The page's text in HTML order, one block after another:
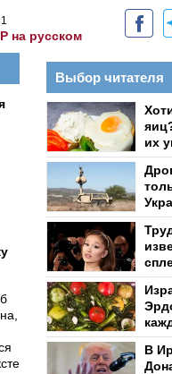
на русском
Выбор читателя
их
В